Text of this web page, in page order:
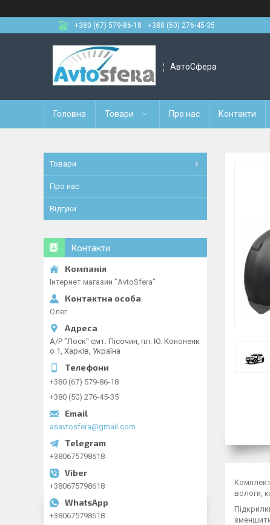
+380 (67) 579-86-18
+380 (50) 276-45-35
АвтоСфера
Головна Товари Про нас Контакти
вологи,
Товари
Про нас
Відгуки
Контакти
Інтернет магазин "AvtoSfera"
Олег
А/Р "Лоск" смт. Пісочин, пл. Ю. Кононенк
о 1, Харків, Україна
+380 (67) 579-86-18
+380 (50) 276-45-35
asavtosfera@gmail.com
+380675798618
+380675798618
+380675798618